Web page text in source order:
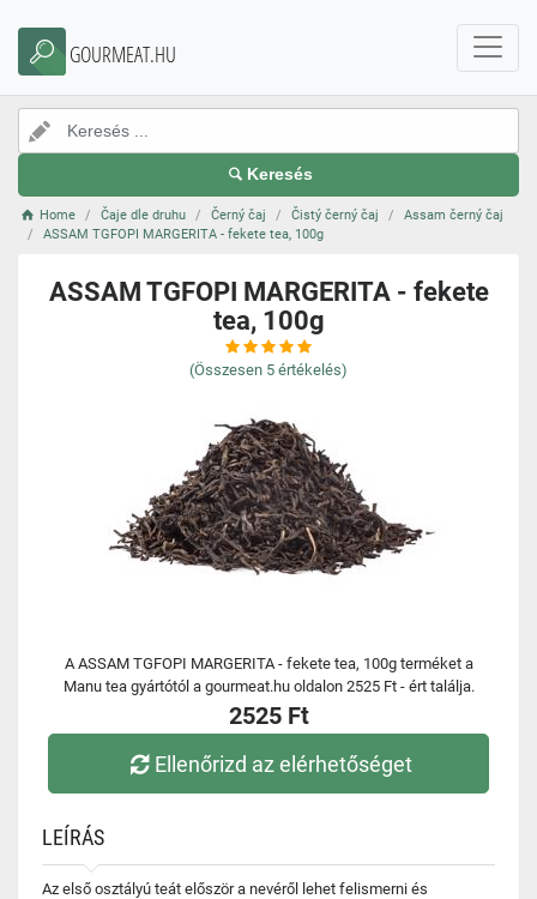
GOURMEAT.HU
Keresés
Home Čaje dle druhu Černý čaj Čistý černý čaj
Assam černý čaj
ASSAM TGFOPI MARGERITA - fekete tea, 100g
ASSAM TGFOPI MARGERITA - fekete
tea, 100g
(Összesen 5 értékelés)
A ASSAM TGFOPI MARGERITA - fekete tea, 100g terméket a
Manu tea gyártótól a gourmeat.hu oldalon 2525 Ft - ért találja.
2525 Ft
Ellenőrizd az elérhetőséget
LEÍRÁS
Az első osztályú teát először a nevéről lehet felismerni és